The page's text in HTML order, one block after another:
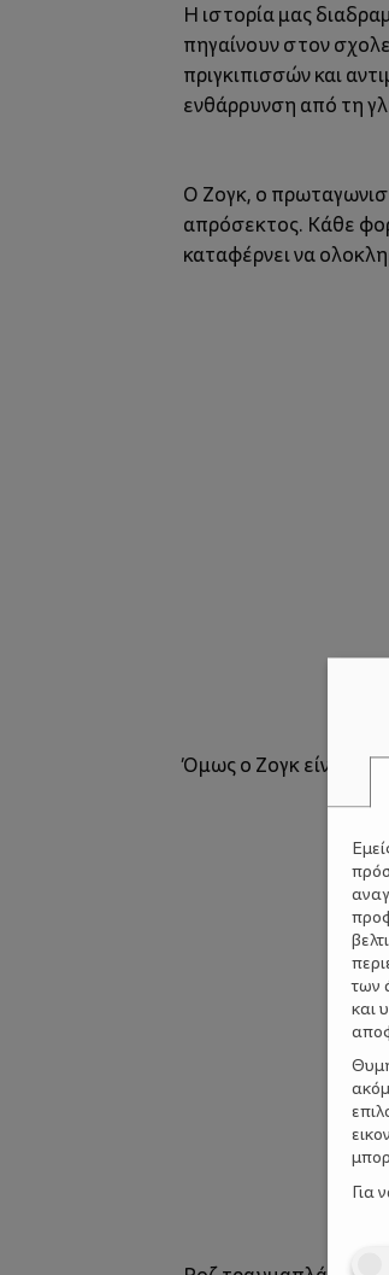
Η ιστορία μας
πηγαίνουν στον
πριγκιπισσών και
ενθάρρυνση από τη
Ο Ζογκ, ο
απρόσεκτος. Κάθε
καταφέρνει να
Όμως ο Ζογκ είναι
των
και
Για